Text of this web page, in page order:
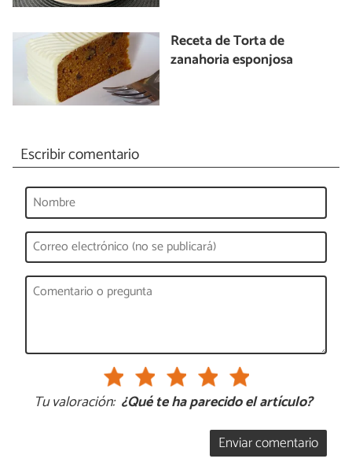
Receta de Torta de
zanahoria esponjosa
Escribir comentario
Tu valoración: ¿Qué te ha parecido el artículo?
Enviar comentario